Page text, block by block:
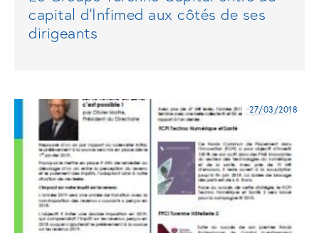
capital d’Infimed aux côtés de ses
dirigeants
27/03/2018